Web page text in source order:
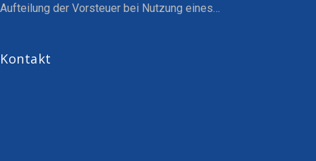
Aufteilung der Vorsteuer bei Nutzung eines…
Kontakt